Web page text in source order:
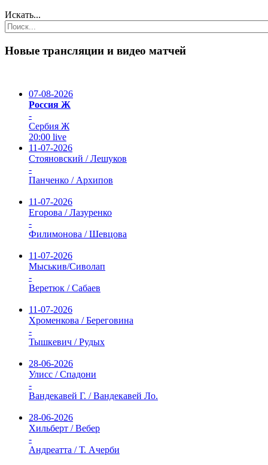
Искать...
Новые трансляции и видео матчей
07-08-2026
Россия Ж
-
Сербия Ж
20:00 live
11-07-2026
Стояновский / Лешуков
-
Панченко / Архипов
11-07-2026
Егорова / Лазуренко
-
Филимонова / Шевцова
11-07-2026
Мыськив/Сиволап
-
Веретюк / Сабаев
11-07-2026
Хроменкова / Береговина
-
Тышкевич / Рудых
28-06-2026
Улисс / Спадони
-
Вандекавей Г. / Вандекавей Ло.
28-06-2026
Хильберт / Вебер
-
Андреатта / Т. Ачерби